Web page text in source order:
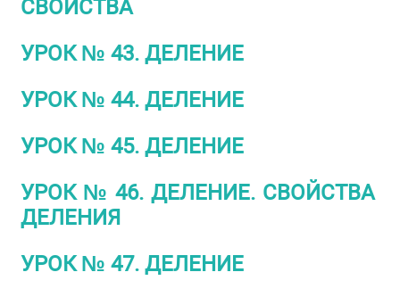
СВОЙСТВА
УРОК № 43. ДЕЛЕНИЕ
УРОК № 44. ДЕЛЕНИЕ
УРОК № 45. ДЕЛЕНИЕ
УРОК № 46. ДЕЛЕНИЕ. СВОЙСТВА
ДЕЛЕНИЯ
УРОК № 47. ДЕЛЕНИЕ